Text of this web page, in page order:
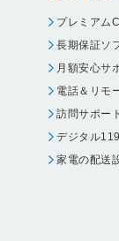
プレミアム
長期保証ソ
月額安心サ
電話＆リモ
訪問サポー
デジタル
家電の配送